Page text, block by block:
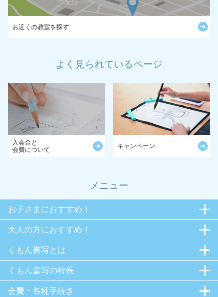
お近くの教室を探す
よく見られているページ
入会金と
会費について
キャンペーン
メニュー
お子さまにおすすめ！
大人の方におすすめ！
くもん書写とは
くもん書写の特長
会費・各種手続き